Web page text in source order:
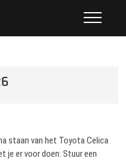
GROOTSTE CLUB VAN CELICA
staan van het Toyota Celica
je er voor doen: Stuur een